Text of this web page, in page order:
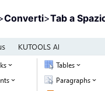
Converti>Tab a